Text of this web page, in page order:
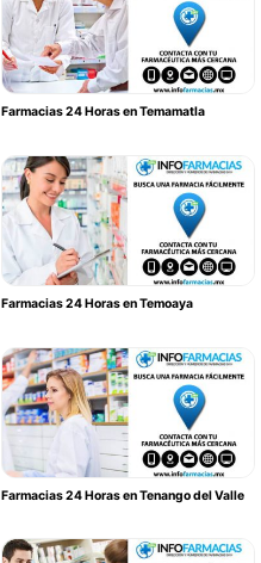
Farmacias 24 Horas en Temamatla
Farmacias 24 Horas en Temoaya
Farmacias 24 Horas en Tenango del Valle